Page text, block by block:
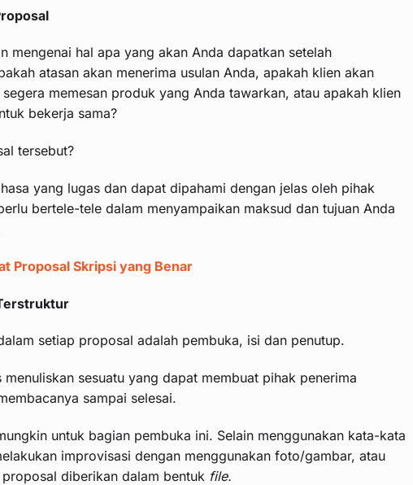
mengenai hal apa yang akan Anda dapatkan setelah
atasan akan menerima usulan Anda, apakah klien akan
memesan produk yang Anda tawarkan, atau apakah klien
bekerja sama?
tersebut?
yang lugas dan dapat dipahami dengan jelas oleh pihak
bertele-tele dalam menyampaikan maksud dan tujuan Anda
Proposal Skripsi yang Benar
setiap proposal adalah pembuka, isi dan penutup.
sesuatu yang dapat membuat pihak penerima
sampai selesai.
untuk bagian pembuka ini. Selain menggunakan kata-kata
improvisasi dengan menggunakan foto/gambar, atau
diberikan dalam bentuk file.